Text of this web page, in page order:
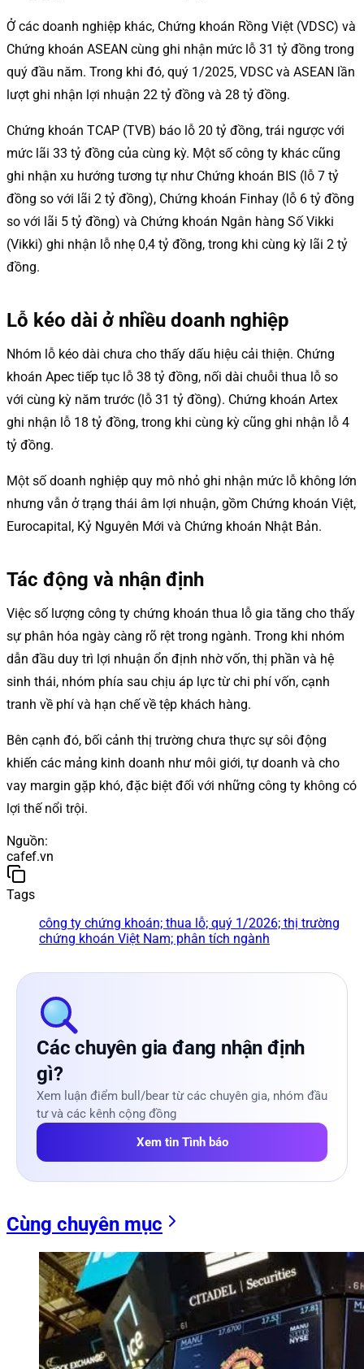
Ở các doanh nghiệp khác, Chứng khoán Rồng Việt (VDSC) và
Chứng khoán ASEAN cùng ghi nhận mức lỗ 31 tỷ đồng trong
quý đầu năm. Trong khi đó, quý 1/2025, VDSC và ASEAN lần
lượt ghi nhận lợi nhuận 22 tỷ đồng và 28 tỷ đồng.
Chứng khoán TCAP (TVB) báo lỗ 20 tỷ đồng, trái ngược với
mức lãi 33 tỷ đồng của cùng kỳ. Một số công ty khác cũng
ghi nhận xu hướng tương tự như Chứng khoán BIS (lỗ 7 tỷ
đồng so với lãi 2 tỷ đồng), Chứng khoán Finhay (lỗ 6 tỷ đồng
so với lãi 5 tỷ đồng) và Chứng khoán Ngân hàng Số Vikki
(Vikki) ghi nhận lỗ nhẹ 0,4 tỷ đồng, trong khi cùng kỳ lãi 2 tỷ
đồng.
Lỗ kéo dài ở nhiều doanh nghiệp
Nhóm lỗ kéo dài chưa cho thấy dấu hiệu cải thiện. Chứng
khoán Apec tiếp tục lỗ 38 tỷ đồng, nối dài chuỗi thua lỗ so
với cùng kỳ năm trước (lỗ 31 tỷ đồng). Chứng khoán Artex
ghi nhận lỗ 18 tỷ đồng, trong khi cùng kỳ cũng ghi nhận lỗ 4
tỷ đồng.
Một số doanh nghiệp quy mô nhỏ ghi nhận mức lỗ không lớn
nhưng vẫn ở trạng thái âm lợi nhuận, gồm Chứng khoán Việt,
Eurocapital, Kỷ Nguyên Mới và Chứng khoán Nhật Bản.
Tác động và nhận định
Việc số lượng công ty chứng khoán thua lỗ gia tăng cho thấy
sự phân hóa ngày càng rõ rệt trong ngành. Trong khi nhóm
dẫn đầu duy trì lợi nhuận ổn định nhờ vốn, thị phần và hệ
sinh thái, nhóm phía sau chịu áp lực từ chi phí vốn, cạnh
tranh về phí và hạn chế về tệp khách hàng.
Bên cạnh đó, bối cảnh thị trường chưa thực sự sôi động
khiến các mảng kinh doanh như môi giới, tự doanh và cho
vay margin gặp khó, đặc biệt đối với những công ty không có
lợi thế nổi trội.
Nguồn:
cafef.vn
Tags
công ty chứng khoán; thua lỗ; quý 1/2026; thị trường
chứng khoán Việt Nam; phân tích ngành
Các chuyên gia đang nhận định
gì?
Xem luận điểm bull/bear từ các chuyên gia, nhóm đầu
tư và các kênh cộng đồng
Xem tin Tình báo
Cùng chuyên mục